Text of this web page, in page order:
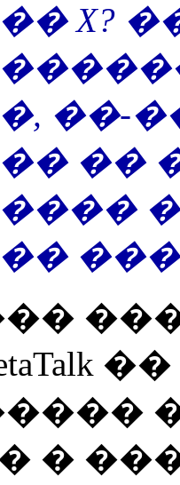
X?
��-
��
�